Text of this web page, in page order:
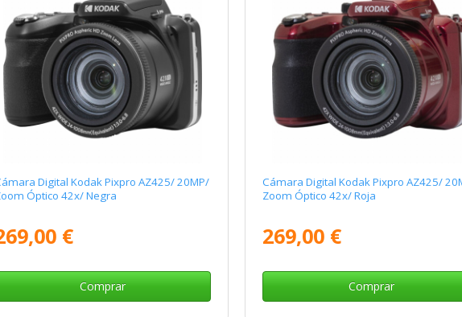
Digital Kodak Pixpro AZ425/ 20MP/
Óptico 42x/ Negra
€
Comprar
Cámara Digital Kodak Pixpro AZ425/
Zoom Óptico 42x/ Roja
269,00 €
Comprar